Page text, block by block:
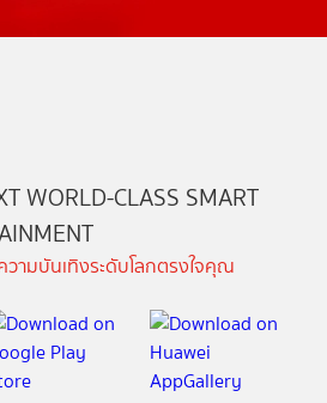
WORLD-CLASS SMART
ามบันเทิงระดับโลกตรงใจคุณ